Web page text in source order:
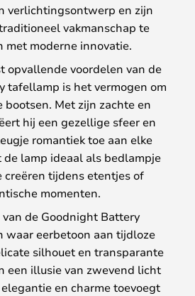
verlichtingsontwerp en zijn
vakmanschap te
met moderne innovatie.
opvallende voordelen van de
tafellamp is het vermogen om
bootsen. Met zijn zachte en
hij een gezellige sfeer en
romantiek toe aan elke
de lamp ideaal als bedlampje
creëren tijdens etentjes of
momenten.
de Goodnight Battery
waar eerbetoon aan tijdloze
silhouet en transparante
een illusie van zwevend licht
en charme toevoegt